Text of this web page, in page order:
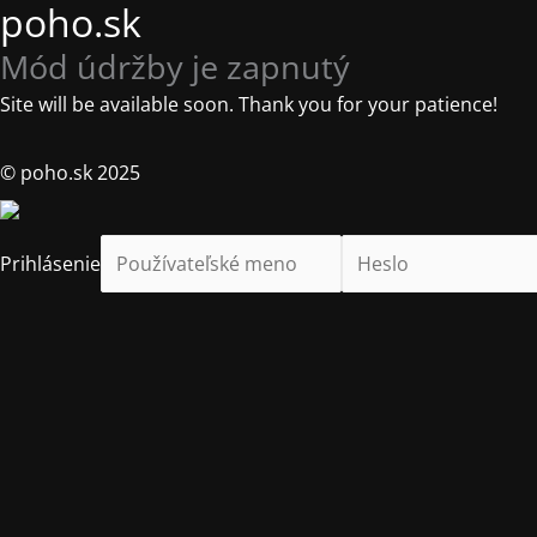
poho.sk
Mód údržby je zapnutý
Site will be available soon. Thank you for your patience!
© poho.sk 2025
Prihlásenie